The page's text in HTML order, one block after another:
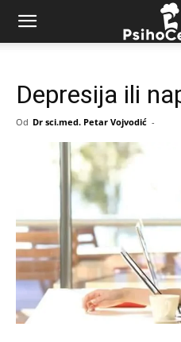
Depresija ili
Od Dr sci.med. Petar Vojvodić -